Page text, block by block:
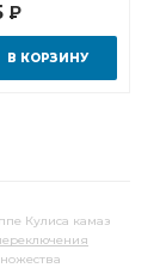
Р
В КОРЗИНУ
Кулиса камаз